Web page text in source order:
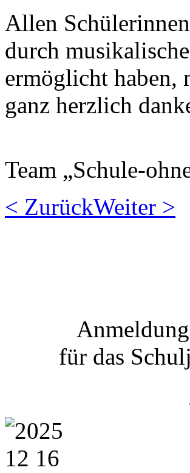
Allen
durch
ermöglicht haben,
ganz herzlich
Team „Schule-
< ZurückWeiter >
für das